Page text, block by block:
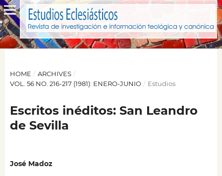
HOME / ARCHIVES /
VOL. 56 NO. 216-217 (1981): ENERO-JUNIO / Estudios
Escritos inéditos: San Leandro
de Sevilla
José Madoz